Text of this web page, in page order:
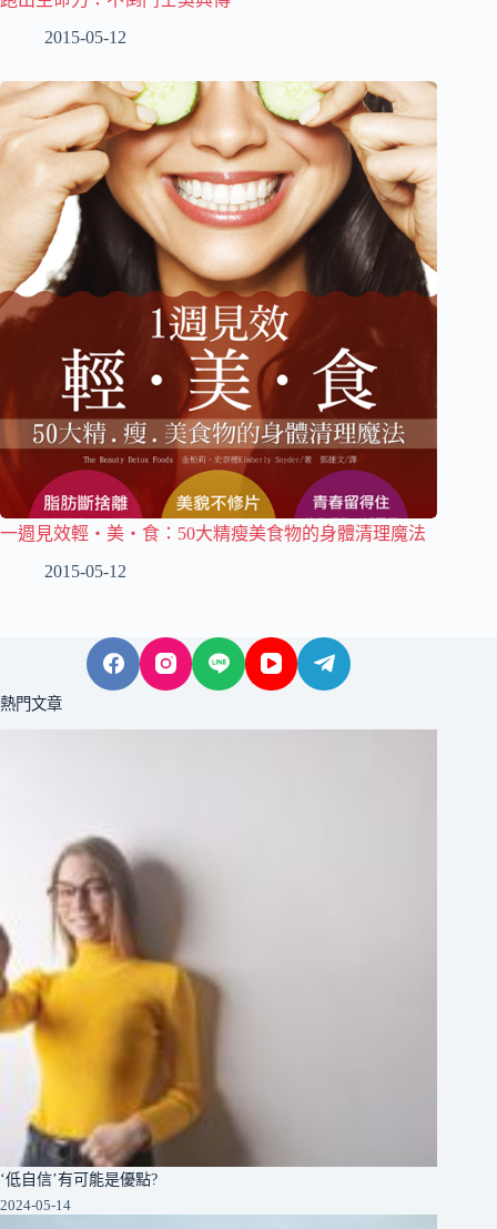
2015-05-12
一週見效輕‧美‧食：50大精瘦美食物的身體清理魔法
2015-05-12
熱門文章
‘低自信’有可能是優點?
2024-05-14